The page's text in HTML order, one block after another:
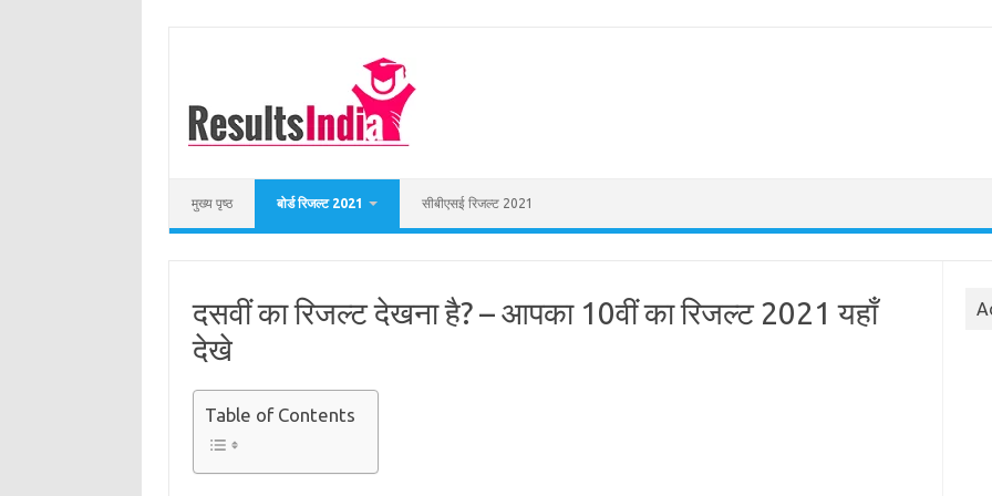
मुख्य पृष्ठ बोर्ड रिजल्ट 2021 सीबीएसई रिजल्ट 2021
दसवीं का रिजल्ट देखना है? – आपका 10वीं का रिजल्ट 2021 यहाँ
देखे
Table of Contents